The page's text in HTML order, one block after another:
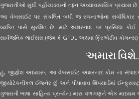
ગુજરાતીઓ સુધી પહોંચાડવાનો તદ્દન અવ્યાવસાયિક પ્રયાસ છે.
આ વેબસાઈટ પર સંકલિત બધી જ રચનાઓના સર્વાધિકાર
વ્યક્તિ પાસે સુરક્ષિત છે. માટે અક્ષરનાદ પર પ્રસિધ્ધ
સાર્વજનિક લાઈસંસ (જેમ કે GFDL અથવા ક્રિએટીવ
અમારા વિશે..
હું, જીજ્ઞેશ અધ્યારૂ, આ વેબસાઈટ અક્ષરનાદ.કોમ ના
જીયોટેકનીકલ ઈજનેર છું અને પીપાવાવ શિપયાર્ડમાં
ગુજરાતી ભાષા સાહિત્ય પ્રત્યેના મારા વળગણને એક